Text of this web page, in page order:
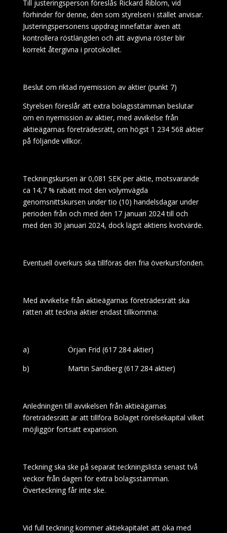
Till justeringsperson föreslås Rickard Riblom, vid
förhinder för denne, den som styrelsen i stället anvisar.
Justeringspersonens uppdrag innefattar även att
kontrollera röstlängden och att avgivna röster blir
korrekt återgivna i protokollet.
Beslut om riktad nyemission av aktier (punkt 7)
Styrelsen föreslår att extra bolagsstämman beslutar
om en nyemission av aktier, med avvikelse från
aktieägarnas företrädesrätt, om högst 1 234 568 aktier
på följande villkor.
Teckningskursen är 0,081 SEK per aktie, motsvarande
ca 14,7 % rabatt mot den volymvägda
genomsnittskursen under tio (10) handelsdagar under
perioden från och med den 17 januari 2024 till och
med den 30 januari 2024, dock lägst aktiens kvotvärde.
Eventuell överkurs ska tillföras den fria överkursfonden.
Med avvikelse från aktieägarnas företrädesrätt ska
rätten att teckna aktier endast tillkomma:
a)
Örjan Frid (617 284 aktier)
b)
Martin Sandberg (617 284 aktier)
Anledningen till avvikelsen från aktieägarnas
företrädesrätt är att tillföra Bolaget rörelsekapital vilket
möjliggör fortsatt expansion.
Teckning ska ske på separat teckningslista senast två
veckor från dagen för extra bolagsstämman.
Överteckning får inte ske.
Vid full teckning kommer aktiekapitalet att öka med